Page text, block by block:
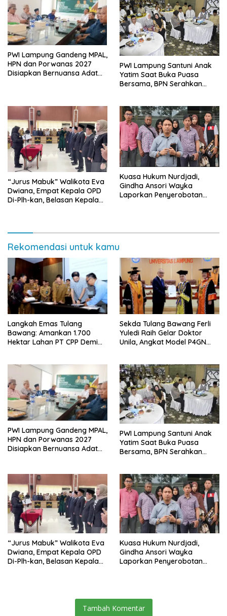
PWI Lampung Gandeng MPAL,
HPN dan Porwanas 2027
Disiapkan Bernuansa Adat
PWI Lampung Santuni Anak
Yatim Saat Buka Puasa
Bersama, BPN Serahkan
“Jurus Mabuk” Walikota Eva
Dwiana, Empat Kepala OPD
Di-Plh-kan, Belasan Kepala
Kuasa Hukum Nurdjadi,
Gindha Ansori Wayka
Laporkan Penyerobotan
Rekomendasi untuk kamu
Langkah Emas Tulang
Bawang: Amankan 1.700
Hektar Lahan PT CPP Demi
Sekda Tulang Bawang Ferli
Yuledi Raih Gelar Doktor
Unila, Angkat Model P4GN
PWI Lampung Gandeng MPAL,
HPN dan Porwanas 2027
Disiapkan Bernuansa Adat
PWI Lampung Santuni Anak
Yatim Saat Buka Puasa
Bersama, BPN Serahkan
“Jurus Mabuk” Walikota Eva
Dwiana, Empat Kepala OPD
Di-Plh-kan, Belasan Kepala
Kuasa Hukum Nurdjadi,
Gindha Ansori Wayka
Laporkan Penyerobotan
Tambah Komentar